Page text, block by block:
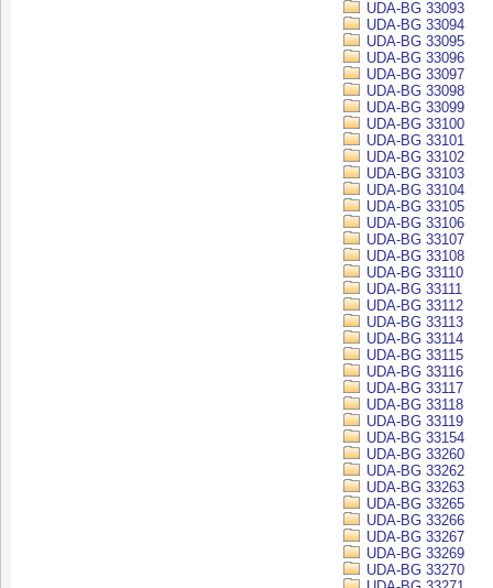
UDA-BG 33093
UDA-BG 33094
UDA-BG 33095
UDA-BG 33096
UDA-BG 33097
UDA-BG 33098
UDA-BG 33099
UDA-BG 33100
UDA-BG 33101
UDA-BG 33102
UDA-BG 33103
UDA-BG 33104
UDA-BG 33105
UDA-BG 33106
UDA-BG 33107
UDA-BG 33108
UDA-BG 33110
UDA-BG 33111
UDA-BG 33112
UDA-BG 33113
UDA-BG 33114
UDA-BG 33115
UDA-BG 33116
UDA-BG 33117
UDA-BG 33118
UDA-BG 33119
UDA-BG 33154
UDA-BG 33260
UDA-BG 33262
UDA-BG 33263
UDA-BG 33265
UDA-BG 33266
UDA-BG 33267
UDA-BG 33269
UDA-BG 33270